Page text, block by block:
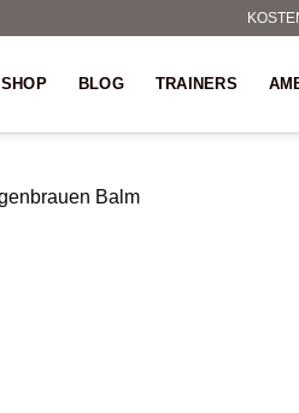
SHOP BLOG TRAINERS